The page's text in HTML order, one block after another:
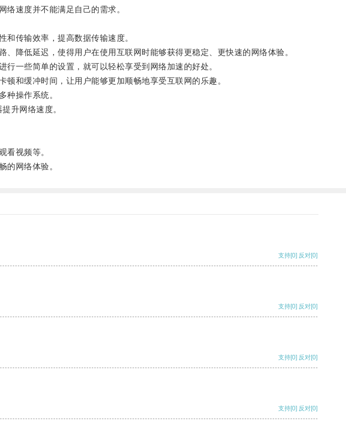
速度并不能满足自己的需求。
传输效率，提高数据传输速度。
低延迟，使得用户在使用互联网时能够获得更稳定、更快速的网络体验。
一些简单的设置，就可以轻松享受到网络加速的好处。
和缓冲时间，让用户能够更加顺畅地享受互联网的乐趣。
操作系统。
升网络速度。
视频等。
网络体验。
支持[0] 反对[0]
支持[0] 反对[0]
支持[0] 反对[0]
支持[0] 反对[0]